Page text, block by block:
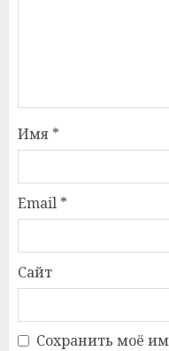
Имя *
Email *
Сайт
Сохранить моё